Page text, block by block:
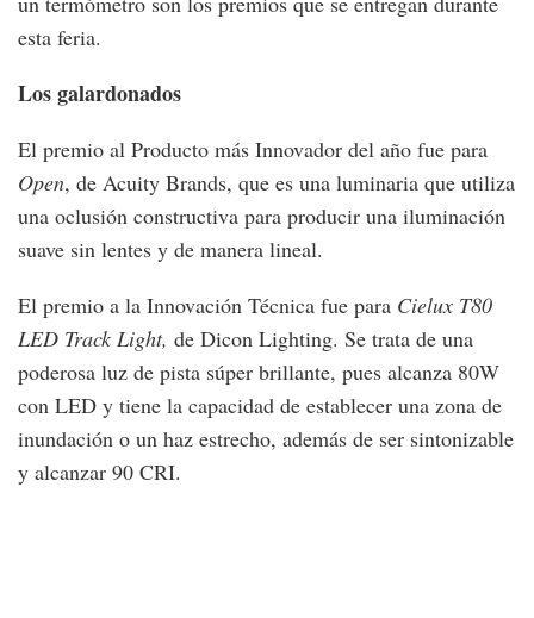
esta feria.
Los galardonados
El premio al Producto más Innovador del año fue para
Open, de Acuity Brands, que es una luminaria que utiliza
una oclusión constructiva para producir una iluminación
suave sin lentes y de manera lineal.
El premio a la Innovación Técnica fue para Cielux T80
LED Track Light, de Dicon Lighting. Se trata de una
poderosa luz de pista súper brillante, pues alcanza 80W
con LED y tiene la capacidad de establecer una zona de
inundación o un haz estrecho, además de ser sintonizable
y alcanzar 90 CRI.